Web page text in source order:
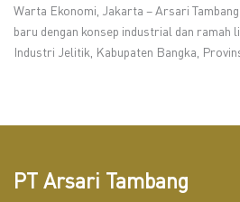
Warta Ekonomi, Jakarta – Arsari
baru dengan konsep industrial dan ramah
Industri Jelitik, Kabupaten Bangka,
PT Arsari Tambang